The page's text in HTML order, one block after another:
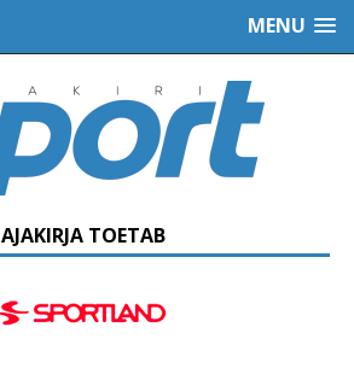
MENU
AJAKIRJA TOETAB